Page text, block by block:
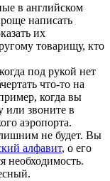
в английском
написать
их
товарищу, кто
под рукой нет
что-то на
когда вы
или звоните в
аэропорта.
не будет. Вы
алфавит, о его
необходимость.